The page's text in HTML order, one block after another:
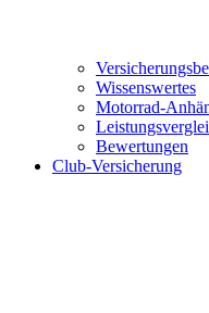
Wissenswertes
Motorrad-
Bewertungen
Club-Versicherung